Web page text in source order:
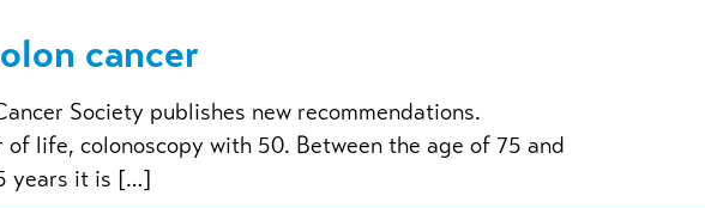
cancer
Society publishes new recommendations.
life, colonoscopy with 50. Between the age of 75 and
years it is […]